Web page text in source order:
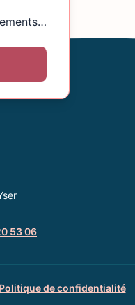
53 06
Politique de confidentialité